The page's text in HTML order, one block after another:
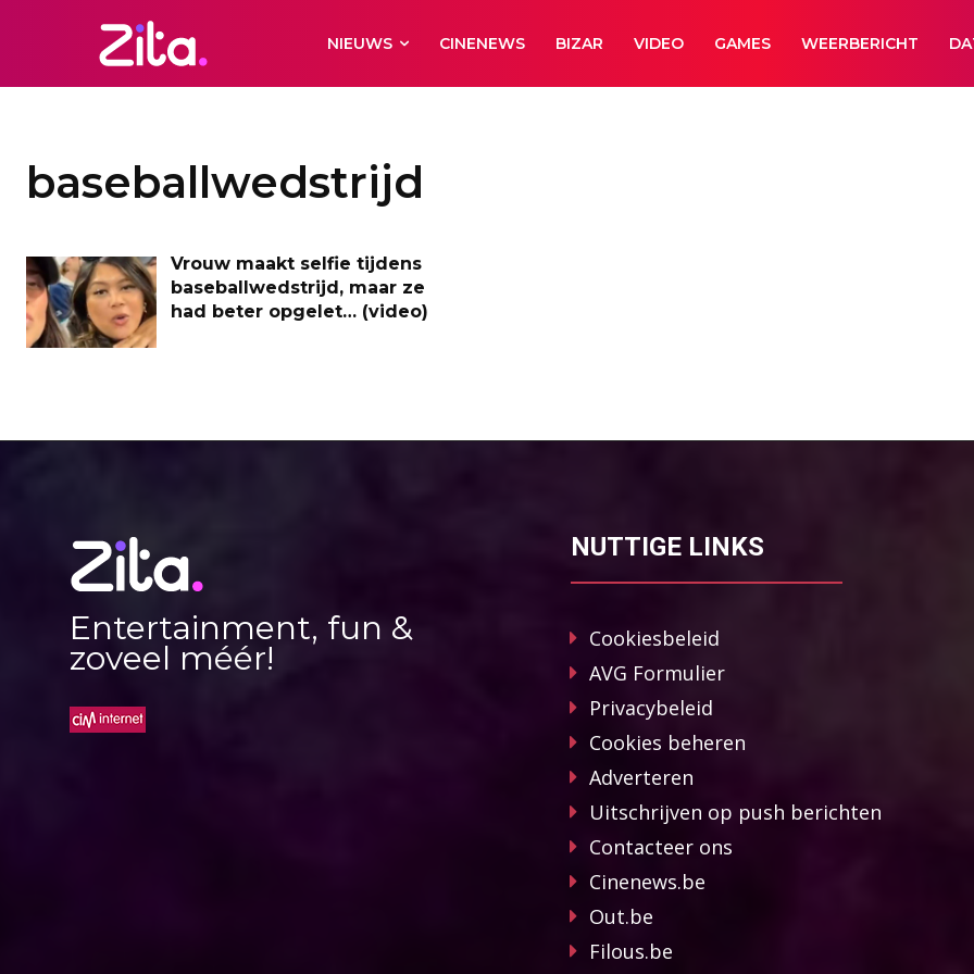
NIEUWS CINENEWS BIZAR VIDEO GAMES WEERBERICHT
baseballwedstrijd
Vrouw maakt selfie tijdens
baseballwedstrijd, maar ze
had beter opgelet… (video)
Entertainment, fun &
zoveel méér!
NUTTIGE LINKS
Cookiesbeleid
AVG Formulier
Privacybeleid
Cookies beheren
Adverteren
Uitschrijven op push berichten
Contacteer ons
Cinenews.be
Out.be
Filous.be